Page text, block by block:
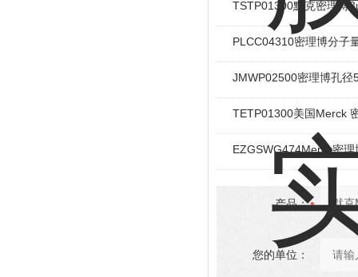
TSTP01300默克密理博
PLCC04310密理博分子
JMWP02500密理博孔径
TETP01300美国Merck
EZGSWG474Merck密
产品：
您的单位：